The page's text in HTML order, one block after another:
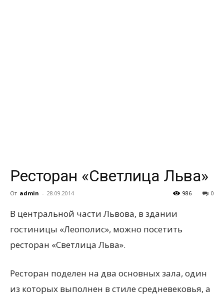
Ресторан «Светлица Льва»
От admin - 28.09.2014 0
986
В центральной части Львова, в здании
гостиницы «Леополис», можно посетить
ресторан «Светлица Льва».
Ресторан поделен на два основных зала, один
из которых выполнен в стиле средневековья, а